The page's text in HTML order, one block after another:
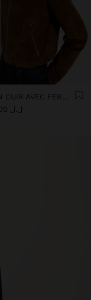
VESTE EN CUIR AVEC FERMETURE ÉCLAIR
ل.ل 339.000,00